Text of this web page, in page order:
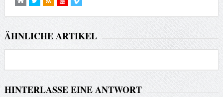
ÄHNLICHE ARTIKEL
HINTERLASSE EINE ANTWORT